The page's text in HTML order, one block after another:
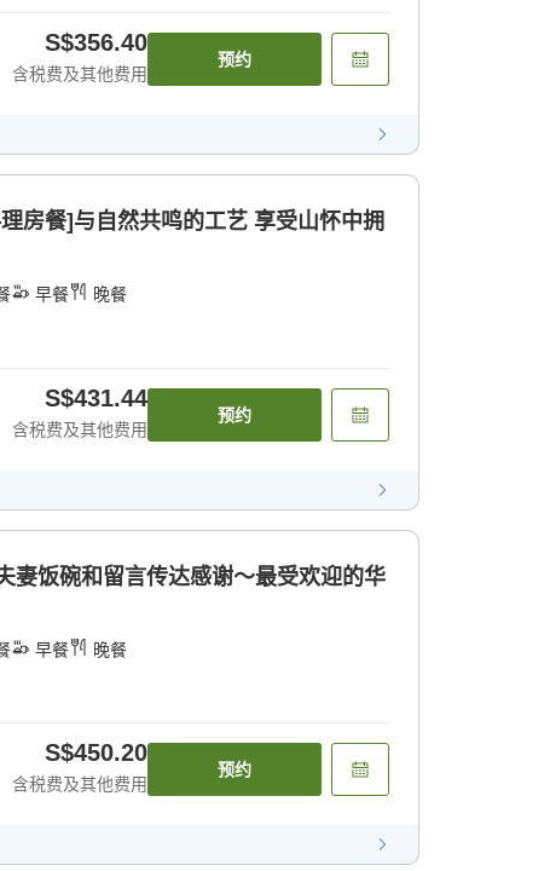
S$356.40
含税费及其他费用
预约
房餐]与自然共鸣的工艺 享受山怀中拥
早餐 晚餐
S$431.44
含税费及其他费用
预约
妻饭碗和留言传达感谢～最受欢迎的华
早餐 晚餐
S$450.20
含税费及其他费用
预约